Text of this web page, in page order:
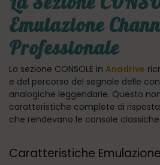
Emulazione
Professionale
La sezione CONSOLE in Anadrive
e del percorso del segnale delle
analogiche leggendarie. Questo
caratteristiche complete di
che rendevano le console
Caratteristiche